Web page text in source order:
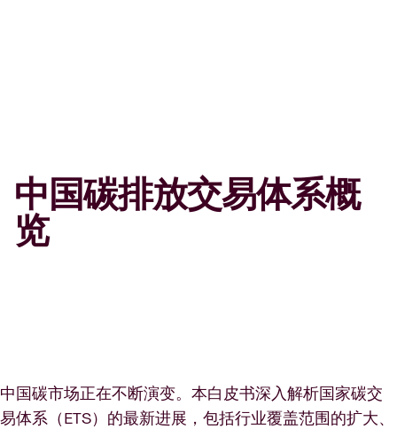
中国碳排放交易体系概
览
中国碳市场正在不断演变。本白皮书深入解析国家碳交
易体系（ETS）的最新进展，包括行业覆盖范围的扩大、